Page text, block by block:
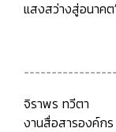
แสงสว่างสู่อนาคต
จิราพร ทวีตา
งานสื่อสารองค์ก